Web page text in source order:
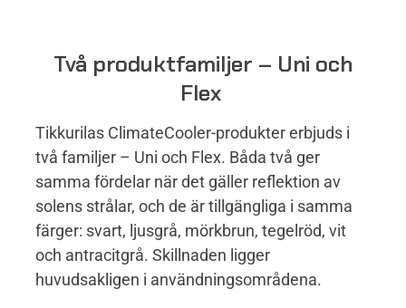
Två produktfamiljer – Uni och
Flex
Tikkurilas ClimateCooler-produkter erbjuds i
två familjer – Uni och Flex. Båda två ger
samma fördelar när det gäller reflektion av
solens strålar, och de är tillgängliga i samma
färger: svart, ljusgrå, mörkbrun, tegelröd, vit
och antracitgrå. Skillnaden ligger
huvudsakligen i användningsområdena.